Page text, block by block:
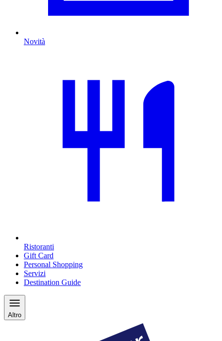
Novità
Ristoranti
Gift Card
Personal Shopping
Servizi
Destination Guide
Altro